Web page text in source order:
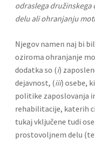
odraslega
delu ali ohranjanju
Njegov namen naj bi
oziroma ohranjanje
dodatka so (i)
dejavnost, (iii) osebe,
politike zaposlovanja
rehabilitacije, katerih
tukaj vključene tudi
prostovoljnem delu